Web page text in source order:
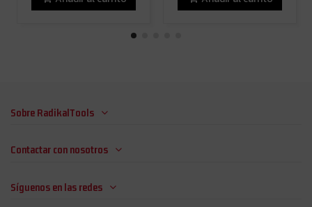
Sobre RadikalTools
Contactar con nosotros
Síguenos en las redes